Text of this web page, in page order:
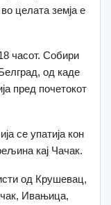
целата земја е
часот. Собири
од каде
пред почетокот
се упатија кон
кај Чачак.
од Крушевац,
Ивањица,